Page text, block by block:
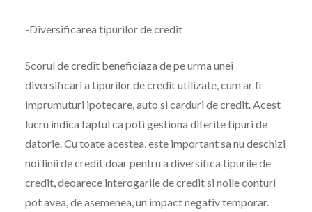
-Diversificarea tipurilor de credit
Scorul de credit beneficiaza de pe urma unei
diversificari a tipurilor de credit utilizate, cum ar fi
imprumuturi ipotecare, auto si carduri de credit. Acest
lucru indica faptul ca poti gestiona diferite tipuri de
datorie. Cu toate acestea, este important sa nu deschizi
noi linii de credit doar pentru a diversifica tipurile de
credit, deoarece interogarile de credit si noile conturi
pot avea, de asemenea, un impact negativ temporar.